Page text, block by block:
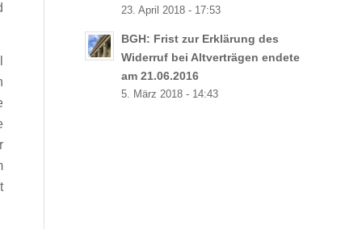
23. April 2018 - 17:53
BGH: Frist zur Erklärung des
Widerruf bei Altverträgen endete
am 21.06.2016
5. März 2018 - 14:43